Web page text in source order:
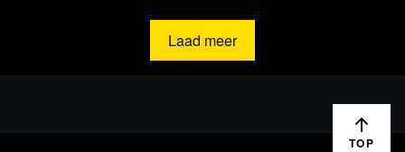
Laad meer
TOP